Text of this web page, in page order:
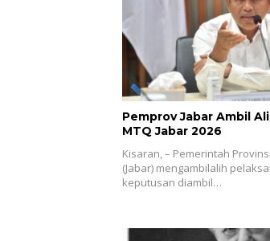
Pemprov Jabar Ambil
MTQ Jabar 2026
Kisaran, – Pemerintah
(Jabar) mengambilalih
keputusan diambil…